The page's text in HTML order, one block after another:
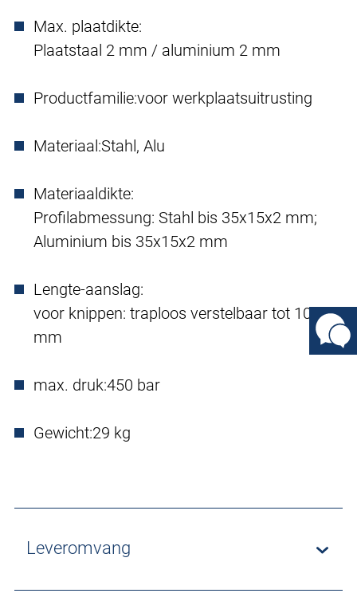
Max. plaatdikte:
Plaatstaal 2 mm / aluminium 2 mm
Productfamilie:voor werkplaatsuitrusting
Materiaal:Stahl, Alu
Materiaaldikte:
Profilabmessung: Stahl bis 35x15x2 mm;
Aluminium bis 35x15x2 mm
Lengte-aanslag:
voor knippen: traploos verstelbaar tot 1000
mm
max. druk:450 bar
Gewicht:29 kg
Leveromvang